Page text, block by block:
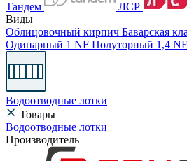
Тандем
ЛСР
Виды
Облицовочный кирпич Баварская
Одинарный 1 NF Полуторный 1,4 NF
Водоотводные лотки
Товары
Водоотводные лотки
Производитель